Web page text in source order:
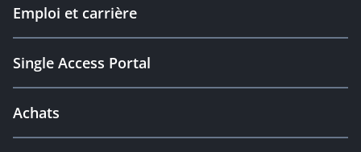
Emploi et carrière
Single Access Portal
Achats